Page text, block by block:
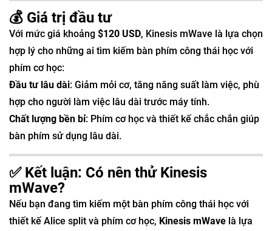
💰 Giá trị đầu tư
Với mức giá khoảng $120 USD, Kinesis mWave là lựa chọn
hợp lý cho những ai tìm kiếm bàn phím công thái học với
phím cơ học:
Đầu tư lâu dài: Giảm mỏi cơ, tăng năng suất làm việc, phù
hợp cho người làm việc lâu dài trước máy tính.
Chất lượng bền bỉ: Phím cơ học và thiết kế chắc chắn giúp
bàn phím sử dụng lâu dài.
✅ Kết luận: Có nên thử Kinesis
mWave?
Nếu bạn đang tìm kiếm một bàn phím công thái học với
thiết kế Alice split và phím cơ học, Kinesis mWave là lựa